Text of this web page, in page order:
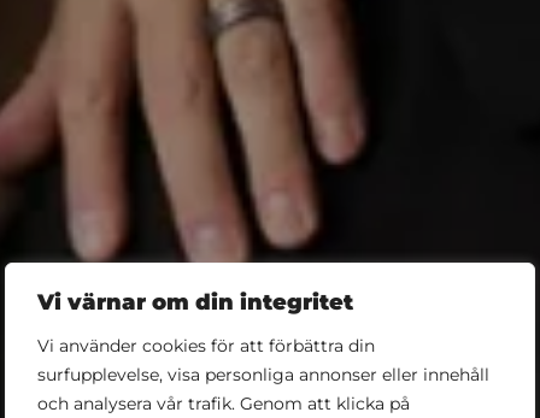
Vi värnar om din integritet
Vi använder cookies för att förbättra din
surfupplevelse, visa personliga annonser eller innehåll
och analysera vår trafik. Genom att klicka på